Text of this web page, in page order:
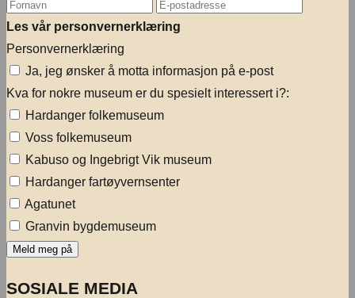
Les vår personvernerklæring
Personvernerklæring
Ja, jeg ønsker å motta informasjon på e-post
Kva for nokre museum er du spesielt interessert i?:
Hardanger folkemuseum
Voss folkemuseum
Kabuso og Ingebrigt Vik museum
Hardanger fartøyvernsenter
Agatunet
Granvin bygdemuseum
SOSIALE MEDIA